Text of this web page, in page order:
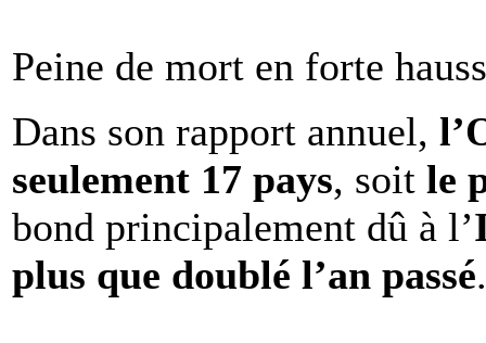
Peine de mort en forte
Dans son rapport annuel,
seulement 17 pays, soit le
bond principalement dû à l’
plus que doublé l’an passé.